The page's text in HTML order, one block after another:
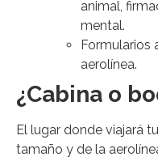
animal,
mental.
Formularios
aerolínea.
¿Cabina o
El lugar donde viajará
tamaño y de la